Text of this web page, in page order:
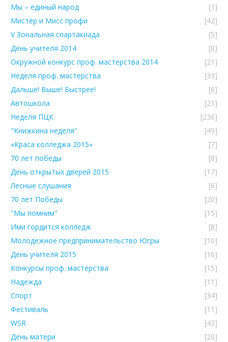
Мы – единый народ
[3]
Мистер и Мисс профи
[42]
V Зональная спартакиада
[5]
День учителя 2014
[8]
Окружной конкурс проф. мастерства 2014
[21]
Неделя проф. мастерства
[33]
Дальше! Выше! Быстрее!
[6]
Автошкола
[21]
Неделя ПЦК
[236]
"Книжкина неделя"
[49]
«Краса колледжа 2015»
[7]
70 лет победы
[8]
День открытых дверей 2015
[17]
Лесные слушания
[6]
70 лет Победы
[20]
"Мы помним"
[15]
Ими гордится колледж
[8]
Молодежное предпринимательство Югры
[10]
День учителя 2015
[16]
Конкурсы проф. мастерства
[15]
Надежда
[11]
Спорт
[34]
Фестиваль
[11]
WSR
[43]
День матери
[20]